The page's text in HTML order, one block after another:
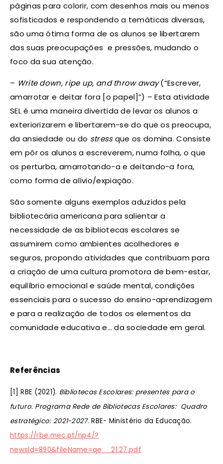
páginas para colorir, com desenhos mais ou menos
sofisticados e respondendo a temáticas diversas,
são uma ótima forma de os alunos se libertarem
das suas preocupações e pressões, mudando o
foco da sua atenção.
– Write down, ripe up, and throw away(“Escrever,
amarrotar e deitar fora [o papel]”) – Esta atividade
SEL é uma maneira divertida de levar os alunos a
exteriorizarem e libertarem-se do que os preocupa,
da ansiedade ou do stressque os domina. Consiste
em pôr os alunos a escreverem, numa folha, o que
os perturba, amarrotando-a e deitando-a fora,
como forma de alívio/expiação.
São somente alguns exemplos aduzidos pela
bibliotecária americana para salientar a
necessidade de as bibliotecas escolares se
assumirem como ambientes acolhedores e
seguros, propondo atividades que contribuam para
a criação de uma cultura promotora de bem-estar,
equilíbrio emocional e saúde mental, condições
essenciais para o sucesso do ensino-aprendizagem
e para a realização de todos os elementos da
comunidade educativa e… da sociedade em geral.
Referências
[1] RBE (2021). Bibliotecas Escolares: presentes para o
futuro. Programa Rede de Bibliotecas Escolares: Quadro
estratégico: 2021-2027. RBE- Ministério da Educação.
https://rbe.mec.pt/np4/?
newsId=890&fileName=qe__21.27.pdf